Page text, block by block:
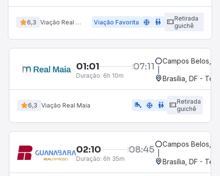
6,3 Viação Real Maia Viação Favorita ac_unit wc
Retirada
guichê
01:01 07:11
Duração: 6h 10m
Campos Belos,
Brasília, DF -
6,3 Viação Real Maia airline_seat_legroom_extra ac_unit wc
Retirada
guichê
02:10 08:45
Duração: 6h 35m
Campos Belos,
Brasília, DF -